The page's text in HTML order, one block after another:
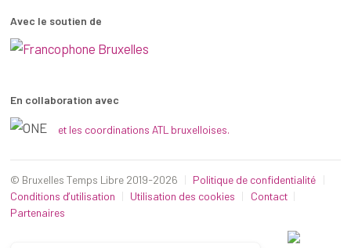
Avec le soutien de
En collaboration avec
et les coordinations ATL bruxelloises.
© Bruxelles Temps Libre 2019-2026
Politique de confidentialité
Conditions d’utilisation
Utilisation des cookies
Contact
Partenaires